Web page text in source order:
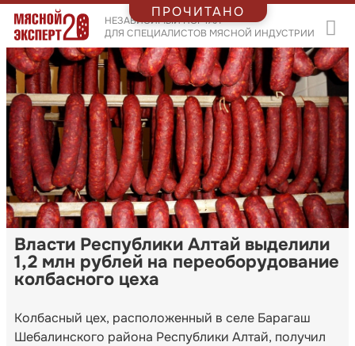
НЕЗАВИСИМЫЙ ПОРТАЛ
ДЛЯ СПЕЦИАЛИСТОВ МЯСНОЙ ИНДУСТРИИ
Власти Республики Алтай выделили
1,2 млн рублей на переоборудование
колбасного цеха
Колбасный цех, расположенный в селе Барагаш
Шебалинского района Республики Алтай, получил
ПРОЧИТАНО